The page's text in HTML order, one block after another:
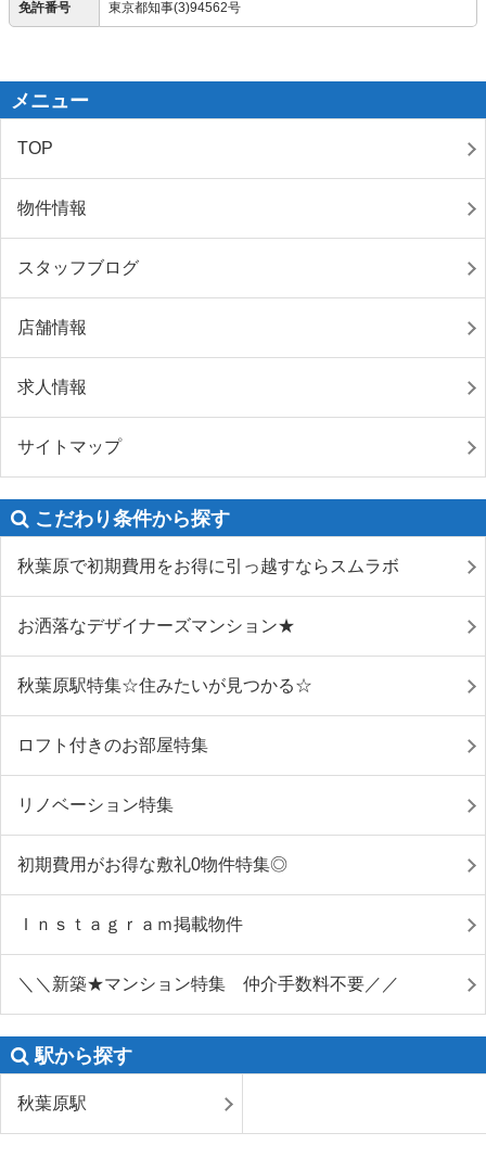
免許番号 東京都知事(3)94562号
メニュー
TOP
物件情報
スタッフブログ
店舗情報
求人情報
サイトマップ
こだわり条件から探す
秋葉原で初期費用をお得に引っ越すならスムラボ
お洒落なデザイナーズマンション★
秋葉原駅特集☆住みたいが見つかる☆
ロフト付きのお部屋特集
リノベーション特集
初期費用がお得な敷礼0物件特集◎
Ｉｎｓｔａｇｒａｍ掲載物件
＼＼新築★マンション特集 仲介手数料不要／／
駅から探す
秋葉原駅